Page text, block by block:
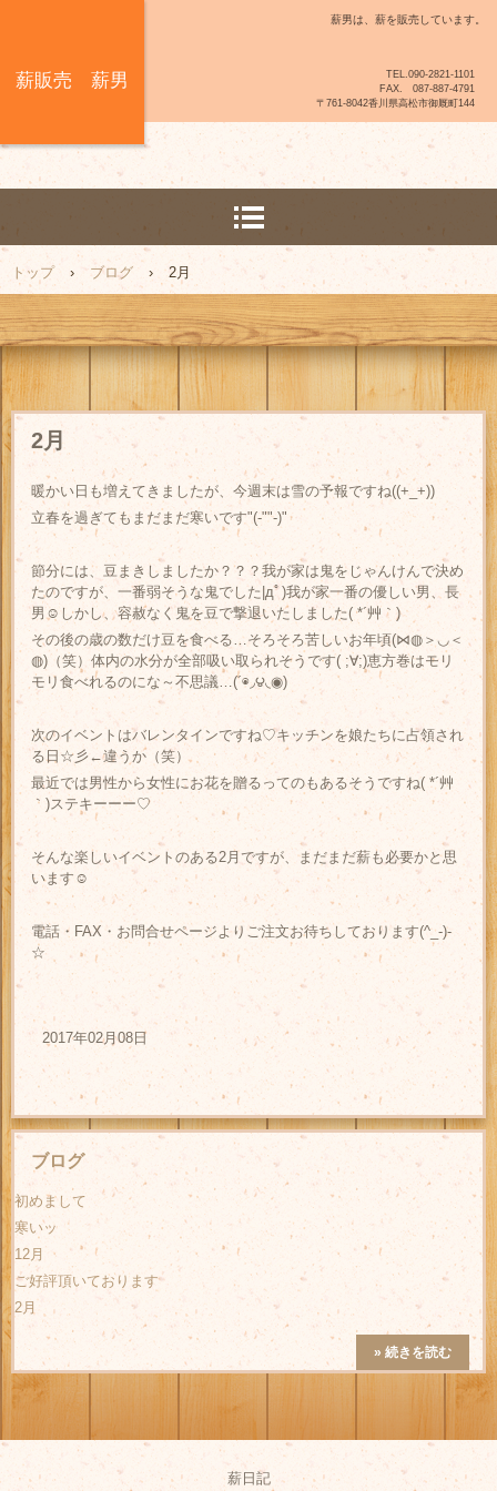
薪販売 薪男
薪男は、薪を販売しています。
TEL.090-2821-1101
FAX. 087-887-4791
〒761-8042香川県高松市御厩町144
トップ › ブログ › 2月
2月
暖かい日も増えてきましたが、今週末は雪の予報ですね((+_+))
立春を過ぎてもまだまだ寒いです"(-""-)"
節分には、豆まきしましたか？？？我が家は鬼をじゃんけんで決め
たのですが、一番弱そうな鬼でした|дﾟ)我が家一番の優しい男、長
男☺しかし、容赦なく鬼を豆で撃退いたしました( *´艸｀)
その後の歳の数だけ豆を食べる…そろそろ苦しいお年頃(⋈◍＞◡＜
◍)（笑）体内の水分が全部吸い取られそうです( ;∀;)恵方巻はモリ
モリ食べれるのにな～不思議…(´◉◞౪◟◉)
次のイベントはバレンタインですね♡キッチンを娘たちに占領され
る日☆彡←違うか（笑）
最近では男性から女性にお花を贈るってのもあるそうですね( *´艸
｀)ステキーーー♡
そんな楽しいイベントのある2月ですが、まだまだ薪も必要かと思
います☺
電話・FAX・お問合せページよりご注文お待ちしております(^_-)-
☆
2017年02月08日
ブログ
初めまして
寒いッ
12月
ご好評頂いております
2月
» 続きを読む
薪日記